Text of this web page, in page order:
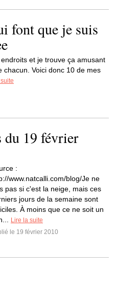
font que je suis
et je trouve ça amusant
chacun. Voici donc 10 de mes
du 19 février
:
www.natcalli.com/blog/Je ne
pas si c'est la neige, mais ces
jours de la semaine sont
À moins que ce ne soit un
Lire la suite
le 19 février 2010